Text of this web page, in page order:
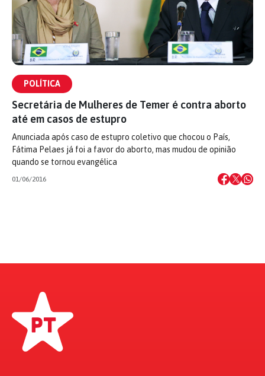
POLÍTICA
Secretária de Mulheres de Temer é contra aborto
até em casos de estupro
Anunciada após caso de estupro coletivo que chocou o País,
Fátima Pelaes já foi a favor do aborto, mas mudou de opinião
quando se tornou evangélica
01/06/2016